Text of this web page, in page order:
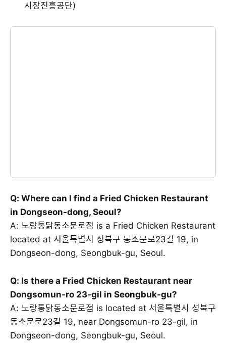
시장진흥공단)
Q: Where can I find a Fried Chicken Restaurant
in Dongseon-dong, Seoul?
A: 노랑통닭동소문로점 is a Fried Chicken Restaurant
located at 서울특별시 성북구 동소문로23길 19, in
Dongseon-dong, Seongbuk-gu, Seoul.
Q: Is there a Fried Chicken Restaurant near
Dongsomun-ro 23-gil in Seongbuk-gu?
A: 노랑통닭동소문로점 is located at 서울특별시 성북구
동소문로23길 19, near Dongsomun-ro 23-gil, in
Dongseon-dong, Seongbuk-gu, Seoul.